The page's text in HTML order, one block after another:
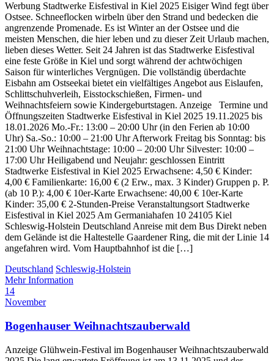
Werbung Stadtwerke Eisfestival in Kiel 2025 Eisiger Wind fegt über
Ostsee. Schneeflocken wirbeln über den Strand und bedecken die
angrenzende Promenade. Es ist Winter an der Ostsee und die
meisten Menschen, die hier leben und zu dieser Zeit Urlaub machen,
lieben dieses Wetter. Seit 24 Jahren ist das Stadtwerke Eisfestival
eine feste Größe in Kiel und sorgt während der achtwöchigen
Saison für winterliches Vergnügen. Die vollständig überdachte
Eisbahn am Ostseekai bietet ein vielfältiges Angebot aus Eislaufen,
Schlittschuhverleih, Eisstockschießen, Firmen- und
Weihnachtsfeiern sowie Kindergeburtstagen. Anzeige Termine und
Öffnungszeiten Stadtwerke Eisfestival in Kiel 2025 19.11.2025 bis
18.01.2026 Mo.-Fr.: 13:00 – 20:00 Uhr (in den Ferien ab 10:00
Uhr) Sa.-So.: 10:00 – 21:00 Uhr Afterwork Freitag bis Sonntag: bis
21:00 Uhr Weihnachtstage: 10:00 – 20:00 Uhr Silvester: 10:00 –
17:00 Uhr Heiligabend und Neujahr: geschlossen Eintritt
Stadtwerke Eisfestival in Kiel 2025 Erwachsene: 4,50 € Kinder:
4,00 € Familienkarte: 16,00 € (2 Erw., max. 3 Kinder) Gruppen p. P.
(ab 10 P.): 4,00 € 10er-Karte Erwachsene: 40,00 € 10er-Karte
Kinder: 35,00 € 2-Stunden-Preise Veranstaltungsort Stadtwerke
Eisfestival in Kiel 2025 Am Germaniahafen 10 24105 Kiel
Schleswig-Holstein Deutschland Anreise mit dem Bus Direkt neben
dem Gelände ist die Haltestelle Gaardener Ring, die mit der Linie 14
angefahren wird. Vom Hauptbahnhof ist die […]
Deutschland Schleswig-Holstein
Mehr Information
14
November
Bogenhauser Weihnachtszauberwald
Anzeige Glühwein-Festival im Bogenhauser Weihnachtszauberwald